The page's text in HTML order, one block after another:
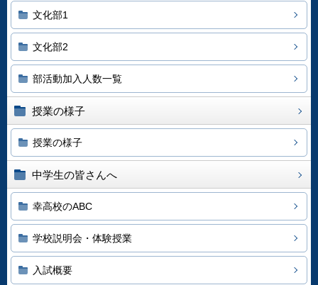
文化部1
文化部2
部活動加入人数一覧
授業の様子
授業の様子
中学生の皆さんへ
幸高校のABC
学校説明会・体験授業
入試概要